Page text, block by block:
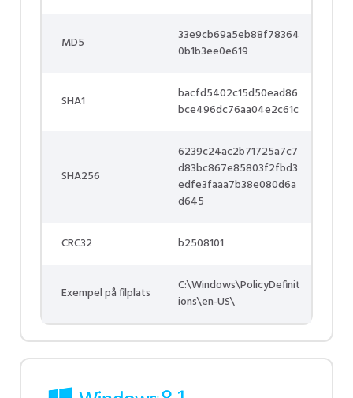
MD5
33e9cb69a5eb88f78364
0b1b3ee0e619
SHA1
bacfd5402c15d50ead86
bce496dc76aa04e2c61c
SHA256
6239c24ac2b71725a7c7
d83bc867e85803f2fbd3
edfe3faaa7b38e080d6a
d645
CRC32 b2508101
Exempel på filplats
C:\Windows\PolicyDefinit
ions\en-US\